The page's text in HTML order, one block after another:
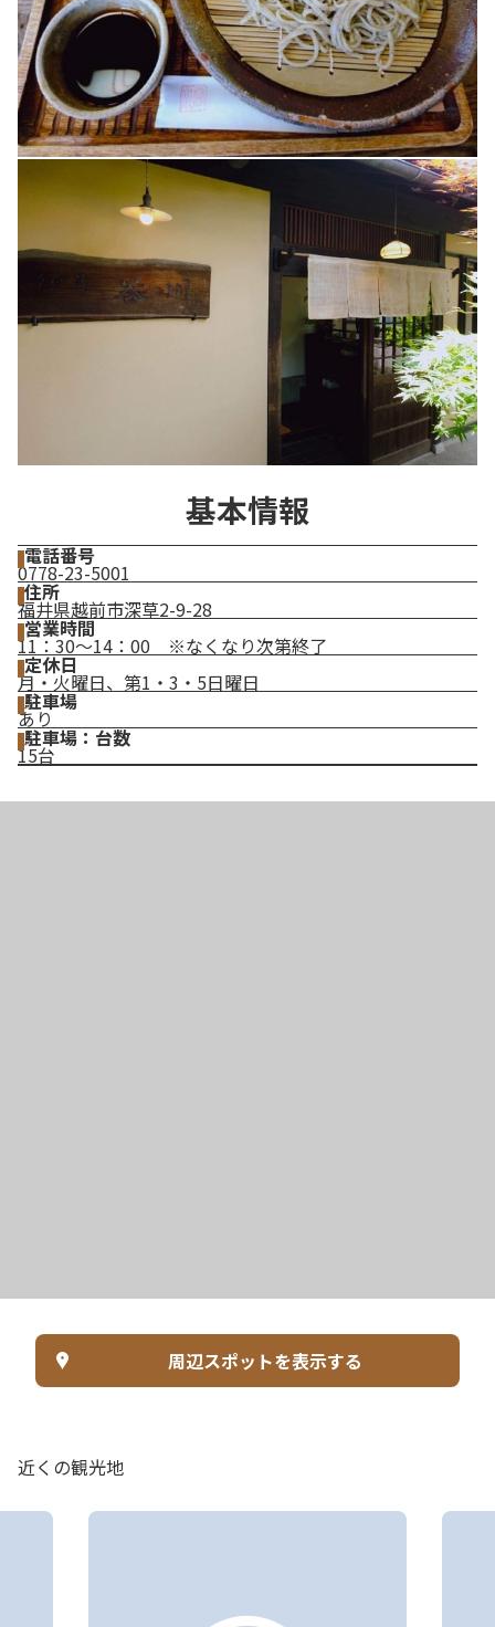
基本情報
電話番号
0778-23-5001
住所
福井県越前市深草2-9-28
営業時間
11：30～14：00 ※なくなり次第終了
定休日
月・火曜日、第1・3・5日曜日
駐車場
あり
駐車場：台数
15台
周辺スポットを表示する
近くの観光地